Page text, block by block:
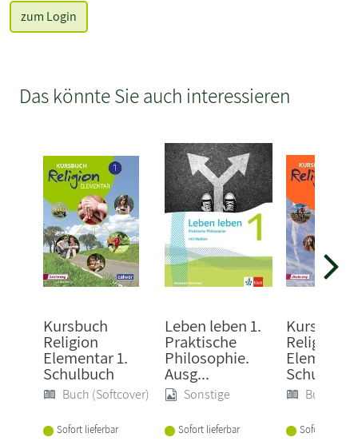
zum Login
Das könnte Sie auch interessieren
Kursbuch
Religion
Elementar 1.
Schulbuch
Buch (Softcover)
Sofort lieferbar
Leben leben 1.
Praktische
Philosophie.
Ausg...
Sonstige
Sofort lieferbar
Kursbuch
Religion
Schulbuch
Buch
Sofort